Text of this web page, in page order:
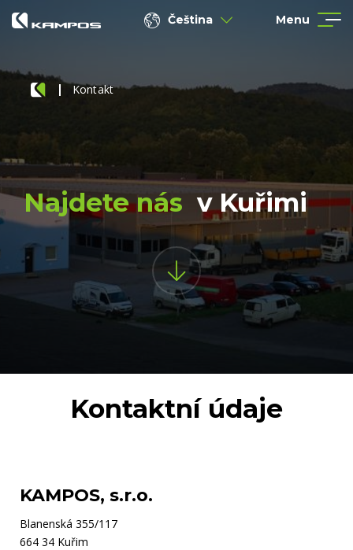
Čeština Menu
Kontakt
Najdete nás v Kuřimi
Kontaktní údaje
KAMPOS, s.r.o.
Blanenská 355/117
664 34 Kuřim